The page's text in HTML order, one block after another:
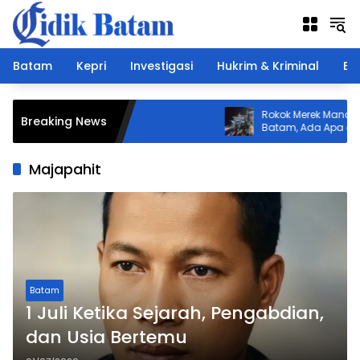
Langsung
konten
Batam
Kepri Investigasi Hukrim & Kriminal
Breaking News
Rokok Merek
Batam, Ada Apa di
Majapahit
Batam
1 Juli Ketika Sejarah, Pengabdian,
dan Usia Bertemu